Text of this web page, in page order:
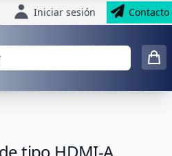
Iniciar sesión Contacto